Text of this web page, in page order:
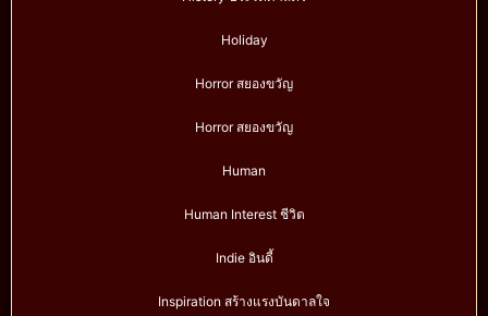
Holiday
Horror สยองขวัญ
Horror สยองขวัญ
Human
Human Interest ชีวิต
Indie อินดี้
Inspiration สร้างแรงบันดาลใจ